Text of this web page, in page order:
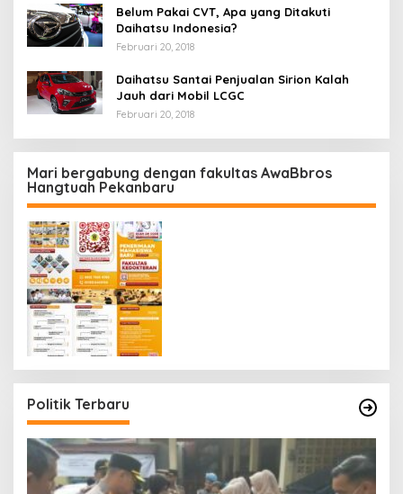
Belum Pakai CVT, Apa yang Ditakuti
Daihatsu Indonesia?
Februari 20, 2018
Daihatsu Santai Penjualan Sirion Kalah
Jauh dari Mobil LCGC
Februari 20, 2018
Mari bergabung dengan fakultas AwaBbros
Hangtuah Pekanbaru
Politik Terbaru